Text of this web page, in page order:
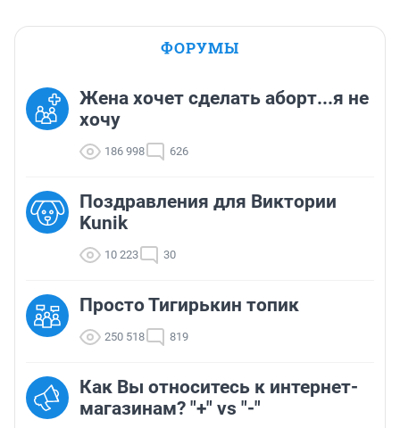
ФОРУМЫ
Жена хочет сделать аборт...я не
хочу
186 998 626
Поздравления для Виктории
Kunik
10 223 30
Просто Тигирькин топик
250 518 819
Как Вы относитесь к интернет-
магазинам? "+" vs "-"